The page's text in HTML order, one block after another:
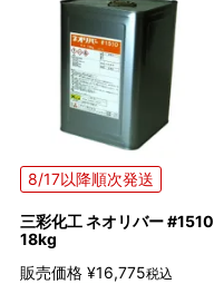
8/17以降順次発送
三彩化工 ネオリバー #1510
18kg
販売価格 ¥16,775税込